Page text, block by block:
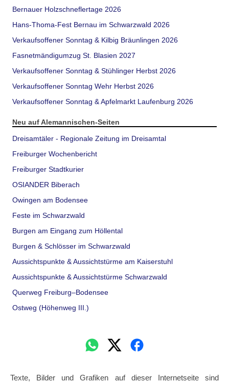
Bernauer Holzschneflertage 2026
Hans-Thoma-Fest Bernau im Schwarzwald 2026
Verkaufsoffener Sonntag & Kilbig Bräunlingen 2026
Fasnetmändigumzug St. Blasien 2027
Verkaufsoffener Sonntag & Stühlinger Herbst 2026
Verkaufsoffener Sonntag Wehr Herbst 2026
Verkaufsoffener Sonntag & Apfelmarkt Laufenburg 2026
Neu auf Alemannischen-Seiten
Dreisamtäler - Regionale Zeitung im Dreisamtal
Freiburger Wochenbericht
Freiburger Stadtkurier
OSIANDER Biberach
Owingen am Bodensee
Feste im Schwarzwald
Burgen am Eingang zum Höllental
Burgen & Schlösser im Schwarzwald
Aussichtspunkte & Aussichtstürme am Kaiserstuhl
Aussichtspunkte & Aussichtstürme Schwarzwald
Querweg Freiburg–Bodensee
Ostweg (Höhenweg III.)
Texte, Bilder und Grafiken auf dieser Internetseite sind